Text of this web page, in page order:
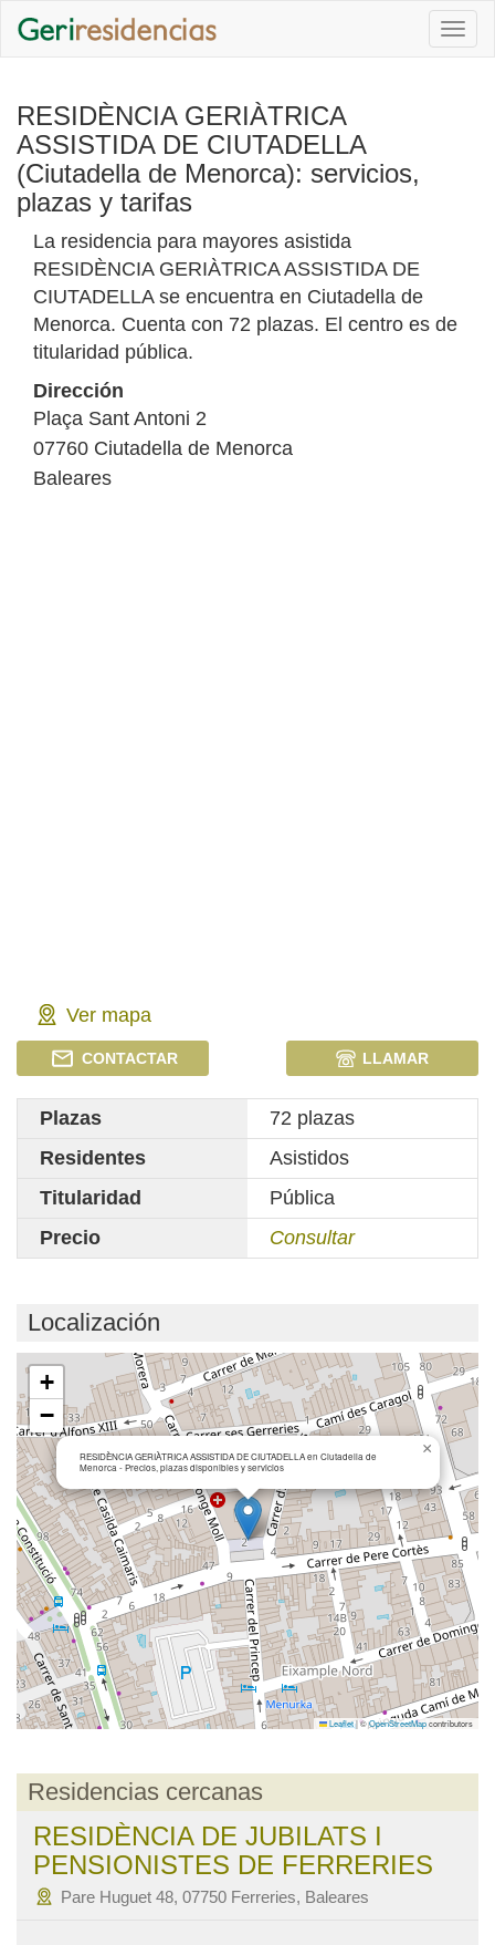
RESIDÈNCIA GERIÀTRICA
ASSISTIDA DE CIUTADELLA
(Ciutadella de Menorca): servicios,
plazas y tarifas
La residencia para mayores asistida
RESIDÈNCIA GERIÀTRICA ASSISTIDA DE
CIUTADELLA se encuentra en Ciutadella de
Menorca. Cuenta con 72 plazas. El centro es de
titularidad pública.
Dirección
Plaça Sant Antoni 2
07760 Ciutadella de Menorca
Baleares
Ver mapa
CONTACTAR LLAMAR
Plazas
72 plazas
Residentes
Asistidos
Titularidad
Pública
Precio
Consultar
Localización
RESIDÈNCIA GERIÀTRICA ASSISTIDA DE CIUTADELLA en Ciutadella de
Menorca - Precios, plazas disponibles y servicios
×
+
−
Leaflet|©OpenStreetMapcontributors
Residencias cercanas
RESIDÈNCIA DE JUBILATS I
PENSIONISTES DE FERRERIES
Pare Huguet 48, 07750 Ferreries, Baleares